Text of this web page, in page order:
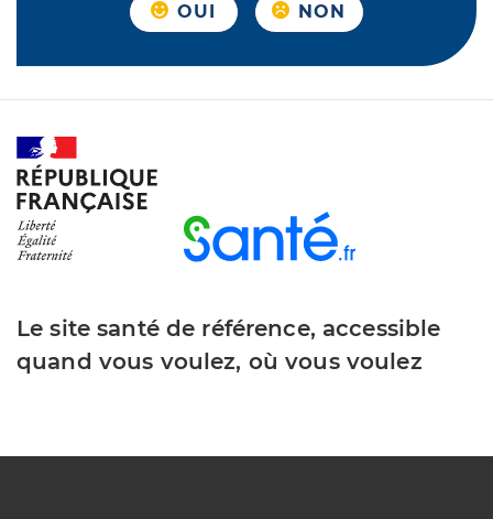
OUI NON
Le site santé de référence, accessible
quand vous voulez, où vous voulez